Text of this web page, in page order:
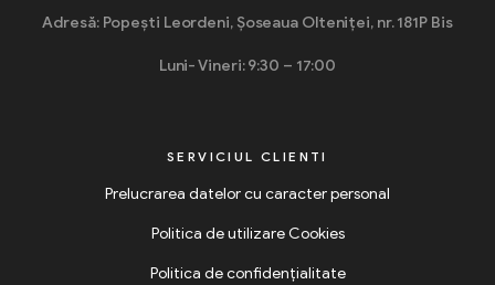
Adresă: Popești Leordeni, Șoseaua Olteniței, nr. 181P Bis
Luni- Vineri: 9:30 – 17:00
SERVICIUL CLIENTI
Prelucrarea datelor cu caracter personal
Politica de utilizare Cookies
Politica de confidențialitate